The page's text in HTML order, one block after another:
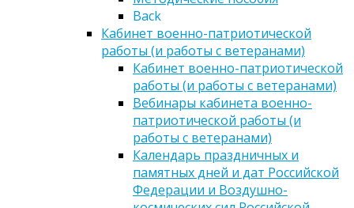
Back
Кабинет военно-патриотической
работы (и работы с ветеранами)
Кабинет военно-патриотической
работы (и работы с ветеранами)
Вебинары кабинета военно-
патриотической работы (и
работы с ветеранами)
Календарь праздничных и
памятных дней и дат Российской
Федерации и Воздушно-